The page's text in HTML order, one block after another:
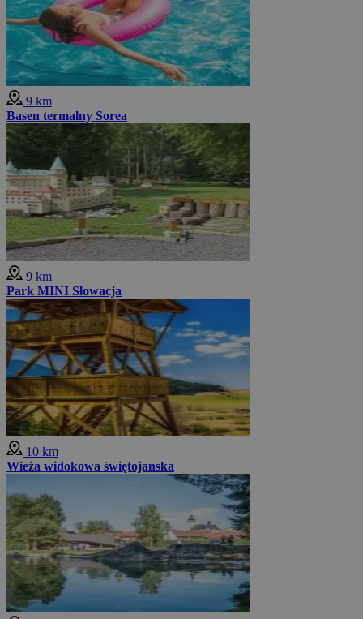
9 km
Basen termalny Sorea
9 km
Park MINI Słowacja
10 km
Wieża widokowa świętojańska